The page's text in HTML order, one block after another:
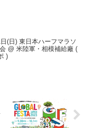
(日) 東日本ハーフマラソ
@ 米陸軍・相模補給廠 (
)